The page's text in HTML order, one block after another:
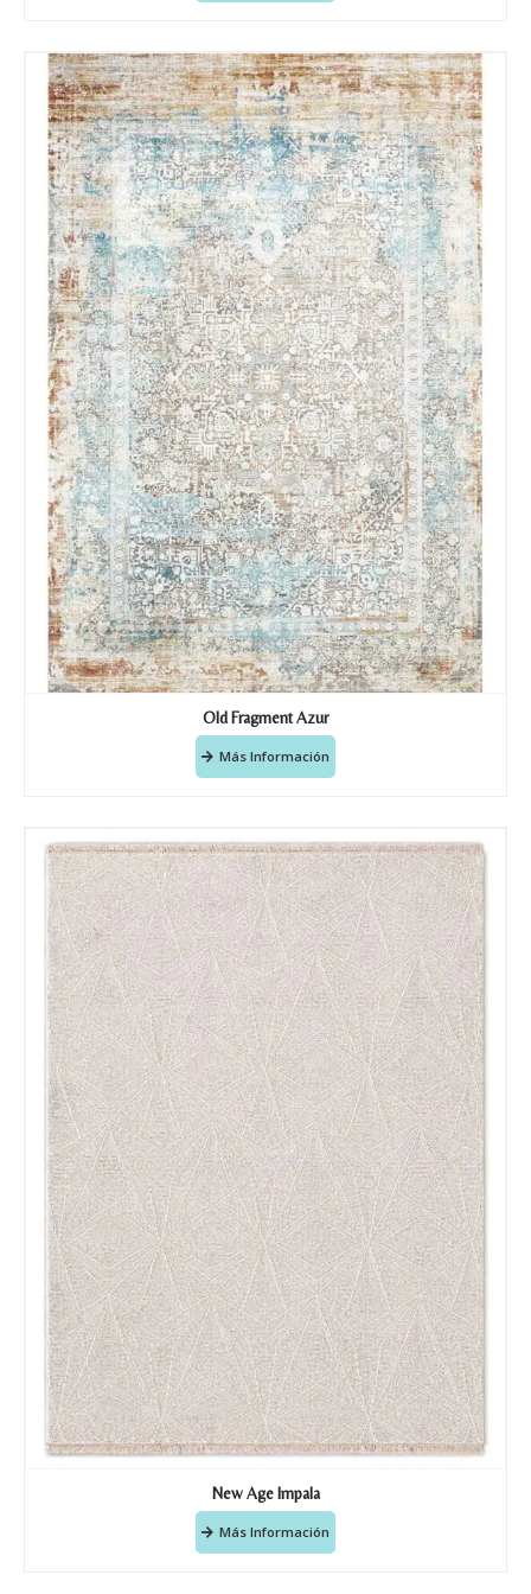
Old Fragment Azur
Más Información
New Age Impala
Más Información
Recibir mi oferta